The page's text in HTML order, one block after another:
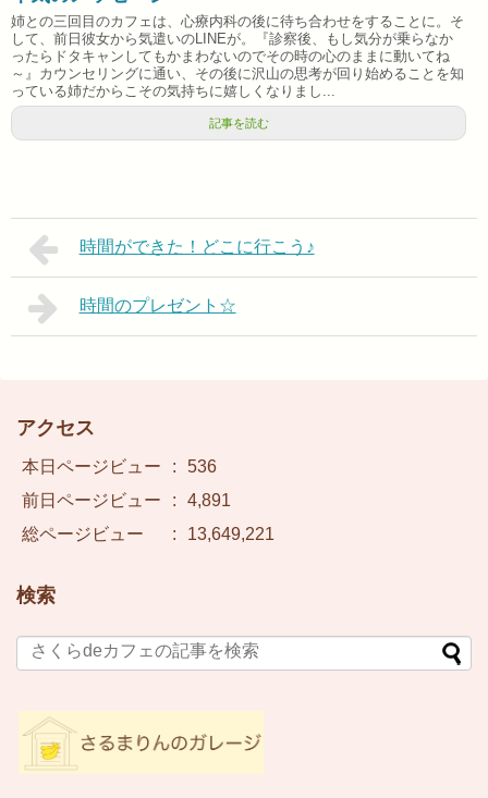
姉との三回目のカフェは、心療内科の後に待ち合わせをすることに。そ
して、前日彼女から気遣いのLINEが。『診察後、もし気分が乗らなか
ったらドタキャンしてもかまわないのでその時の心のままに動いてね
～』カウンセリングに通い、その後に沢山の思考が回り始めることを知
っている姉だからこその気持ちに嬉しくなりまし...
記事を読む
時間ができた！どこに行こう♪
時間のプレゼント☆
アクセス
本日ページビュー :
536
前日ページビュー
:
4,891
総ページビュー
: 13,649,221
検索